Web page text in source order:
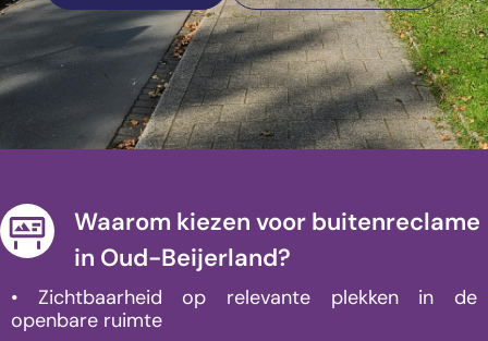
Waarom kiezen voor buitenreclame
in Oud-Beijerland?
• Zichtbaarheid op relevante plekken in de
openbare ruimte